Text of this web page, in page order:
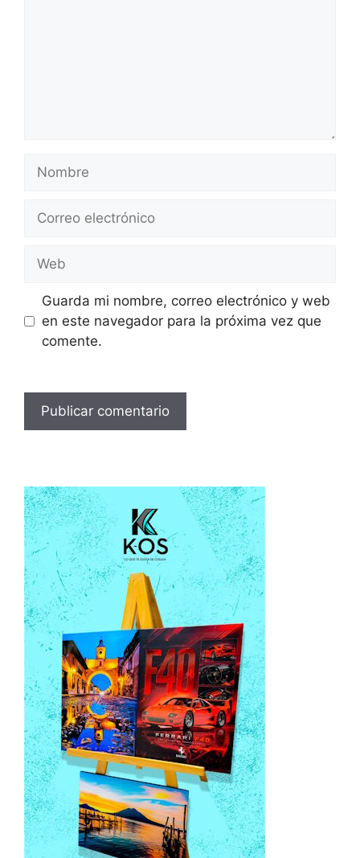
Nombre
Correo
Web
Guarda mi nombre, correo electrónico y web
en este navegador para la próxima vez que
comente.